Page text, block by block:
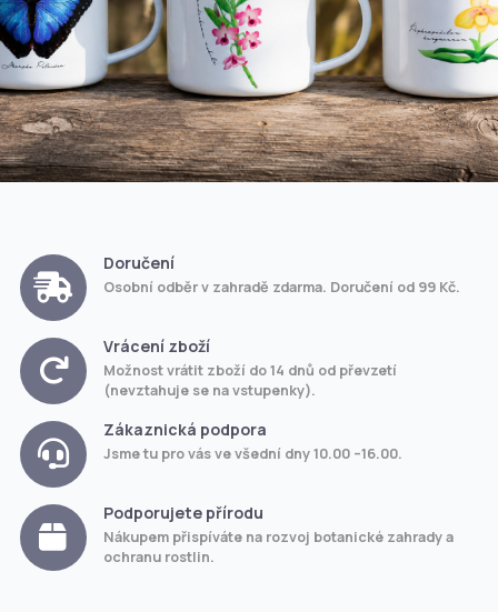
Doručení
Osobní odběr v zahradě zdarma. Doručení od 99 Kč.
Vrácení zboží
Možnost vrátit zboží do 14 dnů od převzetí
(nevztahuje se na vstupenky).
Zákaznická podpora
Jsme tu pro vás ve všední dny 10.00 –16.00.
Podporujete přírodu
Nákupem přispíváte na rozvoj botanické zahrady a
ochranu rostlin.